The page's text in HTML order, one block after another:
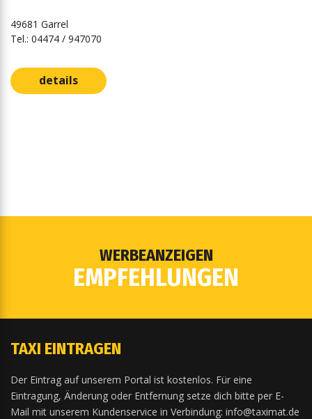
49681 Garrel
Tel.: 04474 / 947070
details
WERBEANZEIGEN
EMPFEHLUNGEN
TAXI EINTRAGEN
Der Eintrag auf unserem Portal ist kostenlos. Für eine
Eintragung, Änderung oder Entfernung setze dich bitte per E-
Mail mit unserem Kundenservice in Verbindung: info@taximat.de